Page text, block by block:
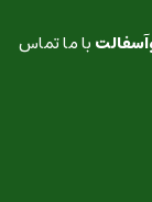
با ما تماس